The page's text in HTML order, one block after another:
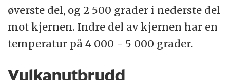
øverste del, og 2 500 grader i nederste del
mot kjernen. Indre del av kjernen har en
temperatur på 4 000 - 5 000 grader.
Vulkanutbrudd